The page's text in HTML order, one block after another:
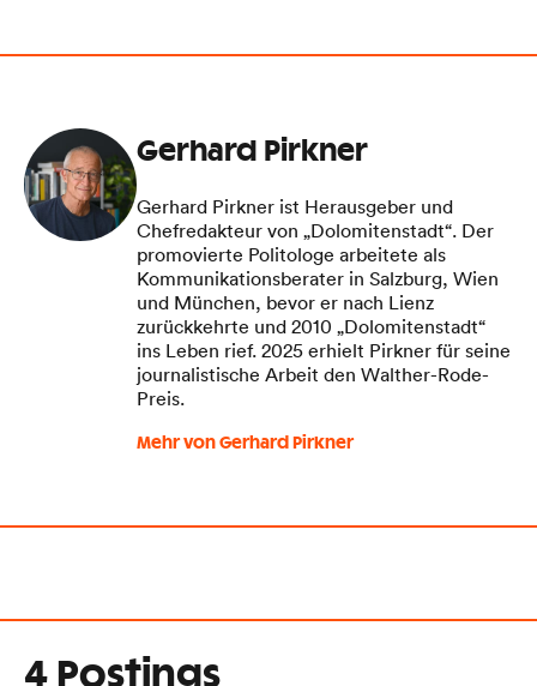
Gerhard Pirkner
Gerhard Pirkner ist Herausgeber und
Chefredakteur von „Dolomitenstadt“. Der
promovierte Politologe arbeitete als
Kommunikationsberater in Salzburg, Wien
und München, bevor er nach Lienz
zurückkehrte und 2010 „Dolomitenstadt“
ins Leben rief. 2025 erhielt Pirkner für seine
journalistische Arbeit den Walther-Rode-
Preis.
Mehr von Gerhard Pirkner
4 Postings